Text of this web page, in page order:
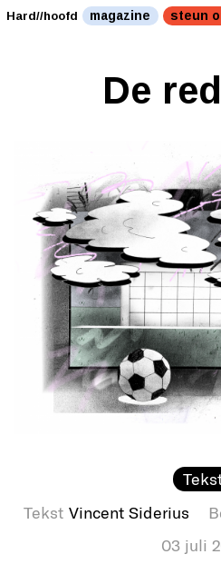
Hard//hoofd magazine steun
De
Tekst Vincent Siderius
03 juli